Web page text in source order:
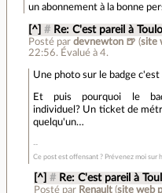
un abonnement à la bonne
[^] # Re: C'est pareil à
Posté pardevnewton 🍺 (site
22:56. Évalué à4.
Une photo sur le badge
Et puis pourquoi le
individuel? Un ticket de
quelqu'un…
Ce post est offensant ? Prévenez moi sur
[^] # Re: C'est pareil à
Posté par Renault(site web